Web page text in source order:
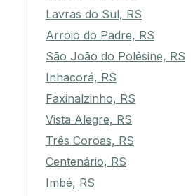
Lavras do Sul, RS
Arroio do Padre, RS
São João do Polêsine, RS
Inhacorá, RS
Faxinalzinho, RS
Vista Alegre, RS
Três Coroas, RS
Centenário, RS
Imbé, RS